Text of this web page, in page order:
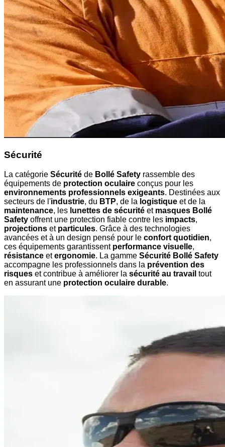
Sécurité
La catégorie Sécurité de Bollé Safety rassemble des
équipements de protection oculaire conçus pour les
environnements professionnels exigeants. Destinées aux
secteurs de l'industrie, du BTP, de la logistique et de la
maintenance, les lunettes de sécurité et masques Bollé
Safety offrent une protection fiable contre les impacts,
projections et particules. Grâce à des technologies
avancées et à un design pensé pour le confort quotidien,
ces équipements garantissent performance visuelle,
résistance etergonomie. La gamme Sécurité Bollé Safety
accompagne les professionnels dans la prévention des
risques et contribue à améliorer la sécurité au travail tout
en assurant une protection oculaire durable.